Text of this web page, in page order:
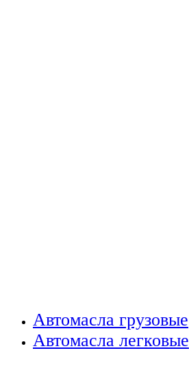
Автомасла грузовые
Автомасла легковые